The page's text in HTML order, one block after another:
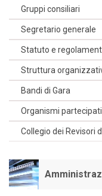
Gruppi consiliari
Segretario generale
Statuto e
Struttura
Bandi di Gara
Organismi partecipati
Collegio dei Revisori